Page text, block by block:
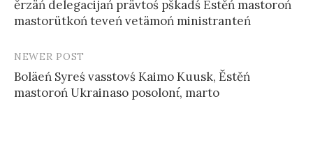
ěrzäń delegacijań prävtoś pškadś Ěstěń mastoroń
mastorütkoń teveń vetämoń ministranteń
NEWER POST
Boläeń Syreś vasstovś Kaimo Kuusk, Ěstěń
mastoroń Ukrainaso posolont́, marto